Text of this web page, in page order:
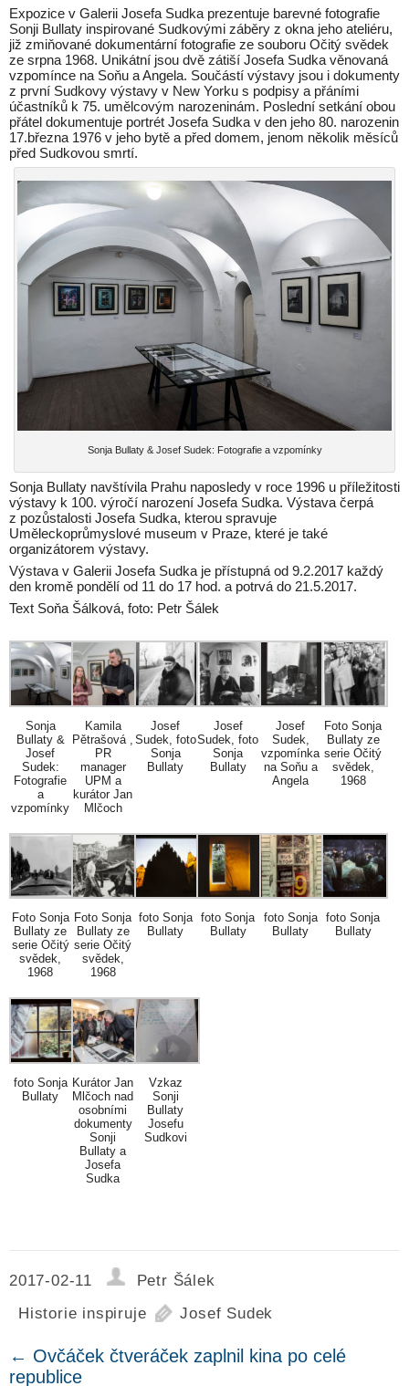
Expozice v Galerii Josefa Sudka prezentuje barevné fotografie
Sonji Bullaty inspirované Sudkovými záběry z okna jeho ateliéru,
již zmiňované dokumentární fotografie ze souboru Očitý svědek
ze srpna 1968. Unikátní jsou dvě zátiší Josefa Sudka věnovaná
vzpomínce na Soňu a Angela. Součástí výstavy jsou i dokumenty
z první Sudkovy výstavy v New Yorku s podpisy a přáními
účastníků k 75. umělcovým narozeninám. Poslední setkání obou
přátel dokumentuje portrét Josefa Sudka v den jeho 80. narozenin
17.března 1976 v jeho bytě a před domem, jenom několik měsíců
před Sudkovou smrtí.
Sonja Bullaty & Josef Sudek: Fotografie a vzpomínky
Sonja Bullaty navštívila Prahu naposledy v roce 1996 u příležitosti
výstavy k 100. výročí narození Josefa Sudka. Výstava čerpá
z pozůstalosti Josefa Sudka, kterou spravuje
Uměleckoprůmyslové museum v Praze, které je také
organizátorem výstavy.
Výstava v Galerii Josefa Sudka je přístupná od 9.2.2017 každý
den kromě pondělí od 11 do 17 hod. a potrvá do 21.5.2017.
Text Soňa Šálková, foto: Petr Šálek
Sonja
Bullaty &
Josef
Sudek:
Fotografie
a
vzpomínky
Kamila
Pětrašová ,
PR
manager
UPM a
kurátor Jan
Mlčoch
Josef
Sudek, foto
Sonja
Bullaty
Josef
Sudek, foto
Sonja
Bullaty
Josef
Sudek,
vzpomínka
na Soňu a
Angela
Foto Sonja
Bullaty ze
serie Očitý
svědek,
1968
Foto Sonja
Bullaty ze
serie Očitý
svědek,
1968
Foto Sonja
Bullaty ze
serie Očitý
svědek,
1968
foto Sonja
Bullaty
foto Sonja
Bullaty
foto Sonja
Bullaty
foto Sonja
Bullaty
foto Sonja
Bullaty
Kurátor Jan
Mlčoch nad
osobními
dokumenty
Sonji
Bullaty a
Josefa
Sudka
Vzkaz
Sonji
Bullaty
Josefu
Sudkovi
2017-02-11
Petr Šálek
Historie inspiruje
Josef Sudek
← Ovčáček čtveráček zaplnil kina po celé
republice